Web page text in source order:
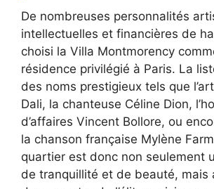
De nombreuses personnalités
intellectuelles et financières de
choisi la Villa Montmorency
résidence privilégié à Paris. La
des noms prestigieux tels que
Dali, la chanteuse Céline Dion,
d’affaires Vincent Bollore, ou
la chanson française Mylène
quartier est donc non seulement
de tranquillité et de beauté, mais